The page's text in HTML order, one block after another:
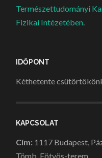
Természettudományi
Fizikai Intézetében
IDŐPONT
Kéthetente
KAPCSOLAT
Cím: 1117 Budapest,
Tömb, Eötvös-terem.